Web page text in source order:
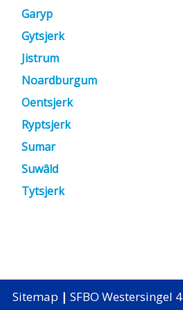
Garyp
Gytsjerk
Jistrum
Noardburgum
Oentsjerk
Ryptsjerk
Sumar
Suwâld
Tytsjerk
Sitemap | SFBO Westersingel 4